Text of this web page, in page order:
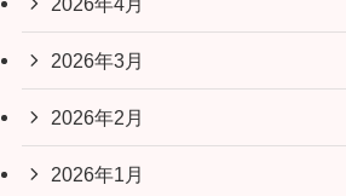
2026年3月
2026年2月
2026年1月